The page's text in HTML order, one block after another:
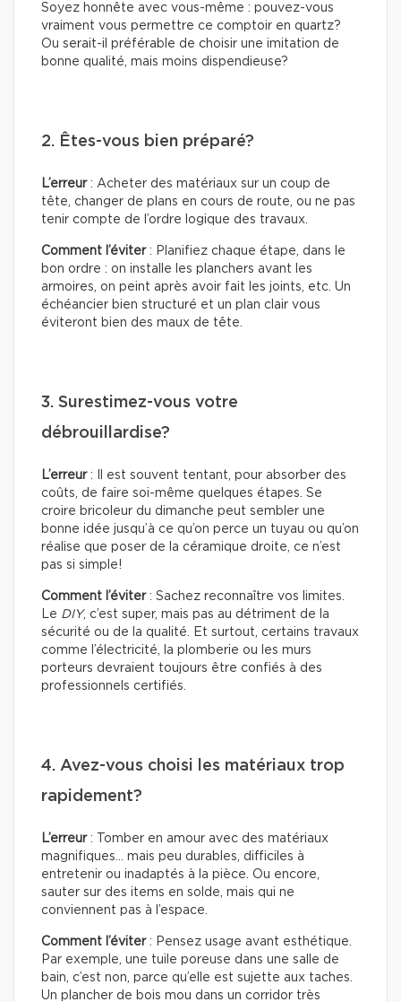
Soyez honnête avec vous-même : pouvez-vous
vraiment vous permettre ce comptoir en quartz?
Ou serait-il préférable de choisir une imitation de
bonne qualité, mais moins dispendieuse?
2. Êtes-vous bien préparé?
L’erreur: Acheter des matériaux sur un coup de
tête, changer de plans en cours de route, ou ne pas
tenir compte de l’ordre logique des travaux.
Comment l’éviter: Planifiez chaque étape, dans le
bon ordre : on installe les planchers avant les
armoires, on peint après avoir fait les joints, etc. Un
échéancier bien structuré et un plan clair vous
éviteront bien des maux de tête.
3. Surestimez-vous votre
débrouillardise?
L’erreur: Il est souvent tentant, pour absorber des
coûts, de faire soi-même quelques étapes. Se
croire bricoleur du dimanche peut sembler une
bonne idée jusqu’à ce qu’on perce un tuyau ou qu’on
réalise que poser de la céramique droite, ce n’est
pas si simple!
Comment l’éviter: Sachez reconnaître vos limites.
Le DIY, c’est super, mais pas au détriment de la
sécurité ou de la qualité. Et surtout, certains travaux
comme l’électricité, la plomberie ou les murs
porteurs devraient toujours être confiés à des
professionnels certifiés.
4. Avez-vous choisi les matériaux trop
rapidement?
L’erreur: Tomber en amour avec des matériaux
magnifiques… mais peu durables, difficiles à
entretenir ou inadaptés à la pièce. Ou encore,
sauter sur des items en solde, mais qui ne
conviennent pas à l’espace.
Comment l’éviter: Pensez usage avant esthétique.
Par exemple, une tuile poreuse dans une salle de
bain, c’est non, parce qu’elle est sujette aux taches.
Un plancher de bois mou dans un corridor très